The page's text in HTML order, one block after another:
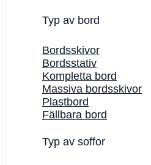
Typ av bord
Bordsskivor
Bordsstativ
Kompletta bord
Massiva bordsskivor
Plastbord
Fällbara bord
Typ av soffor